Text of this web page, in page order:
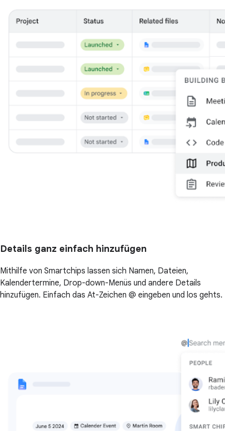
Details ganz einfach hinzufügen
Mithilfe von Smartchips lassen sich Namen, Dateien,
Kalendertermine, Drop-down-Menüs und andere Details
hinzufügen. Einfach das At-Zeichen @ eingeben und los gehts.